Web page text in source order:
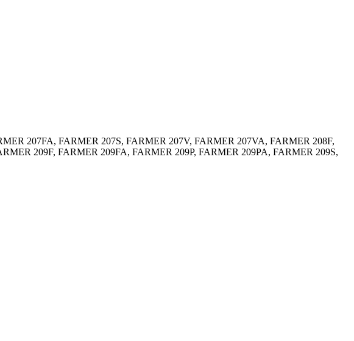
207FA, FARMER 207S, FARMER 207V, FARMER 207VA, FARMER 208F,
209F, FARMER 209FA, FARMER 209P, FARMER 209PA, FARMER 209S,